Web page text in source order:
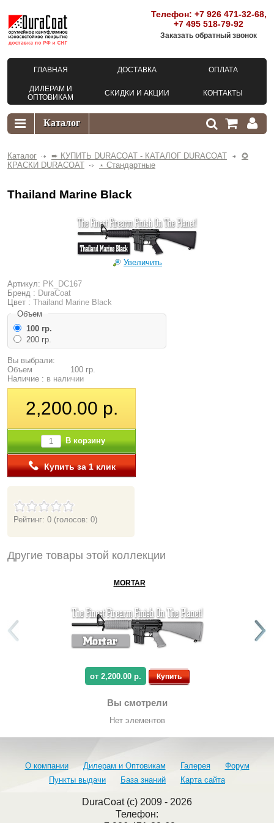
Телефон: +7 926 471-32-68,
+7 495 518-79-92
Заказать обратный звонок
ГЛАВНАЯ ДОСТАВКА ОПЛАТА
ДИЛЕРАМ И
ОПТОВИКАМ
СКИДКИ И АКЦИИ КОНТАКТЫ
Каталог ➨ КУПИТЬ DURACOAT - КАТАЛОГ DURACOAT
✪
КРАСКИ DURACOAT
⋆ Стандартные
Thailand Marine Black
Увеличить
Артикул: PK_DC167
Бренд : DuraCoat
Цвет : Thailand Marine Black
Объем
100 гр.
200 гр.
Вы выбрали:
Объем
100 гр.
Наличие : в наличии
2,200.00 р.
В корзину
Купить за 1 клик
Рейтинг: 0 (голосов: 0)
Другие товары этой коллекции
MORTAR
от 2,200.00 р. Купить
Вы смотрели
Нет элементов
О компании Дилерам и Оптовикам Галерея
Форум
Пункты выдачи
База знаний Карта сайта
DuraCoat (c) 2009 - 2026
Телефон: